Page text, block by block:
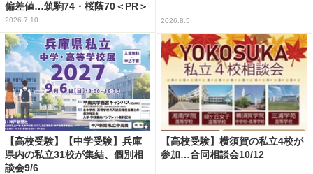
偏差値…筑駒74・桜蔭70＜PR＞
2026.7.10 2026.8.5
【高校受験】【中学受験】兵庫
県内の私立31校が集結、個別相
談会9/6
【高校受験】横須賀の私立4校が
参加…合同相談会10/12